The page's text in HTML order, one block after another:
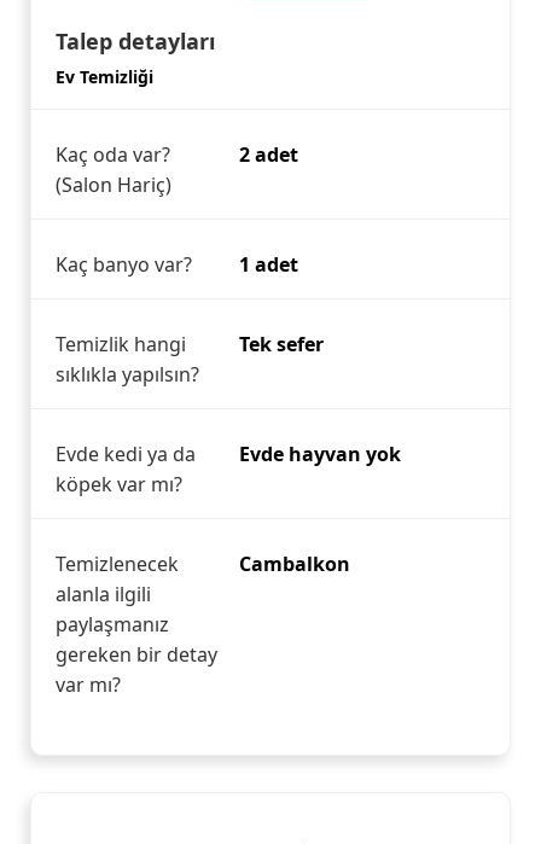
Talep detayları
Ev Temizliği
Kaç oda var?
(Salon Hariç)
2 adet
Kaç banyo var? 1 adet
Temizlik hangi
sıklıkla yapılsın?
Tek sefer
Evde kedi ya da
köpek var mı?
Evde hayvan yok
Temizlenecek
alanla ilgili
paylaşmanız
gereken bir detay
var mı?
Cambalkon